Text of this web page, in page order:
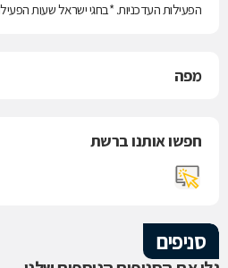
הפעילות העדכניות. *בחגי ישראל שעות
מפה
חפשו אותנו ברשת
סניפים